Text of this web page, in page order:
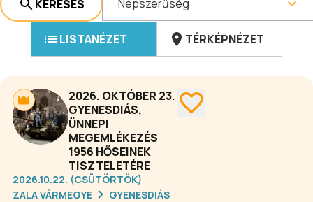
KERESÉS Népszerűség
LISTANÉZET TÉRKÉPNÉZET
2026. OKTÓBER 23.
GYENESDIÁS,
ÜNNEPI
MEGEMLÉKEZÉS
1956 HŐSEINEK
TISZTELETÉRE
2026.10.22. (CSÜTÖRTÖK)
ZALA VÁRMEGYE
GYENESDIÁS